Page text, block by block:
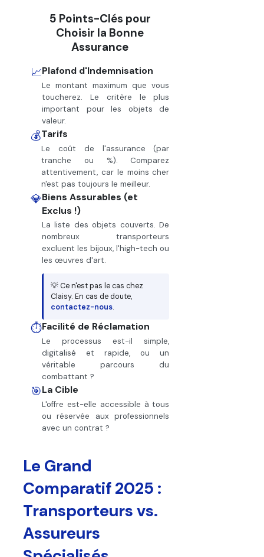
5 Points-Clés pour
Choisir la Bonne
Assurance
📈Plafond d'Indemnisation
Le montant maximum que vous
toucherez. Le critère le plus
important pour les objets de
valeur.
💰Tarifs
Le coût de l'assurance (par
tranche ou %). Comparez
attentivement, car le moins cher
n'est pas toujours le meilleur.
💎Biens Assurables (et
Exclus !)
La liste des objets couverts. De
nombreux transporteurs
excluent les bijoux, l'high-tech ou
les œuvres d'art.
💡 Ce n'est pas le cas chez
Claisy. En cas de doute,
contactez-nous.
⏱️Facilité de Réclamation
Le processus est-il simple,
digitalisé et rapide, ou un
véritable parcours du
combattant ?
🎯La Cible
L'offre est-elle accessible à tous
ou réservée aux professionnels
avec un contrat ?
Le Grand
Comparatif 2025 :
Transporteurs vs.
Assureurs